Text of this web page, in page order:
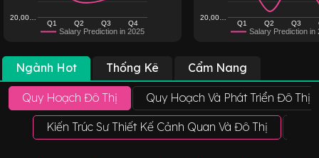
Salary Prediction in 2025
Q1 Q2 Q3 Q4
20,00…
Salary Prediction in
Q1 Q2 Q3
20,00…
Ngành Hot Thống Kê Cẩm Nang
Quy Hoạch Đô Thị Quy Hoạch Và Phát Triển Đô Thị
Kiến Trúc Sư Thiết Kế Cảnh Quan Và Đô Thị